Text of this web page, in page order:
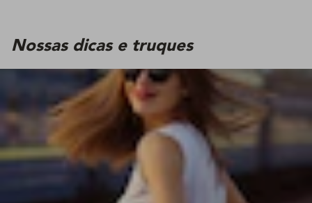
Nossas dicas e truques